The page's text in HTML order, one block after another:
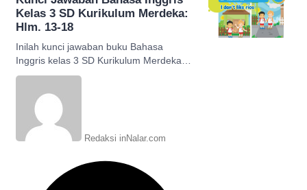
Kelas 3 SD Kurikulum Merdeka:
Hlm. 13-18
Inilah kunci jawaban buku Bahasa
Inggris kelas 3 SD Kurikulum Merdeka
Chapter 2 I Don't Like Rice halaman 13-
Redaksi inNalar.com